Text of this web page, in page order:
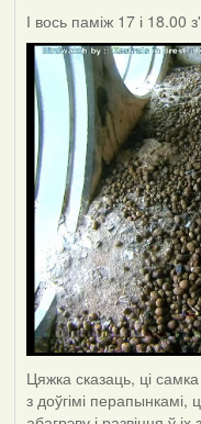
І вось паміж 17 і 18.00
Цяжка сказаць, ці
з доўгімі перапынкамі,